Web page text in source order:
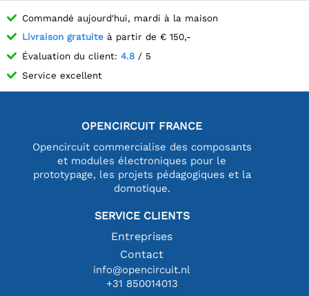
Commandé aujourd'hui, mardi à la maison
Livraison gratuite à partir de € 150,-
Évaluation du client: 4.8 / 5
Service excellent
OPENCIRCUIT FRANCE
Opencircuit commercialise des composants
et modules électroniques pour le
prototypage, les projets pédagogiques et la
domotique.
SERVICE CLIENTS
Entreprises
Contact
info@opencircuit.nl
+31 850014013